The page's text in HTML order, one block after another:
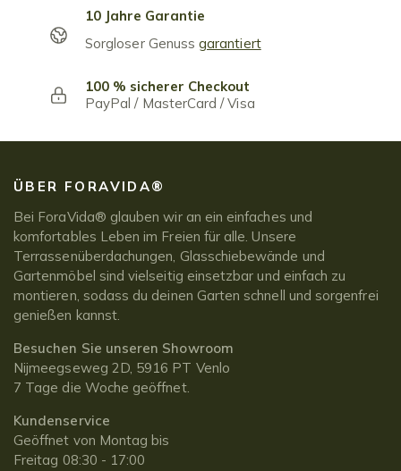
10 Jahre Garantie
Sorgloser Genussgarantiert
100 % sicherer Checkout
PayPal / MasterCard / Visa
ÜBER FORAVIDA®
Bei ForaVida® glauben wir an ein einfaches und
komfortables Leben im Freien für alle. Unsere
Terrassenüberdachungen, Glasschiebewände und
Gartenmöbel sind vielseitig einsetzbar und einfach zu
montieren, sodass du deinen Garten schnell und sorgenfrei
genießen kannst.
Besuchen Sie unseren Showroom
Nijmeegseweg 2D, 5916 PT Venlo
7 Tage die Woche geöffnet.
Kundenservice
Geöffnet von Montag bis
Freitag 08:30 - 17:00